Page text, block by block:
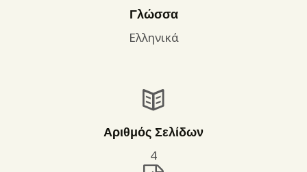
Γλώσσα
Ελληνικά
Αριθμός Σελίδων
4